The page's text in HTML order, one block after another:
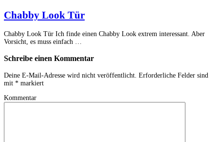
Chabby Look Tür
Chabby Look Tür Ich finde einen Chabby Look extrem interessant. Aber
Vorsicht, es muss einfach …
Schreibe einen Kommentar
Deine E-Mail-Adresse wird nicht veröffentlicht. Erforderliche Felder sind
mit * markiert
Kommentar